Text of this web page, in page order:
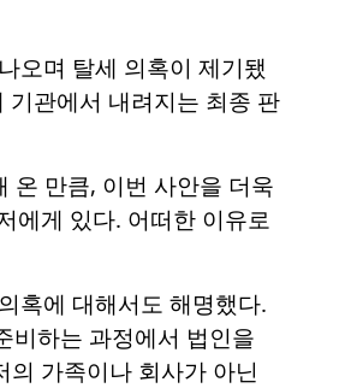
오며 탈세 의혹이 제기됐
관에서 내려지는 최종 판
온 만큼, 이번 사안을 더욱
에게 있다. 어떠한 이유로
혹에 대해서도 해명했다.
비하는 과정에서 법인을
가족이나 회사가 아닌